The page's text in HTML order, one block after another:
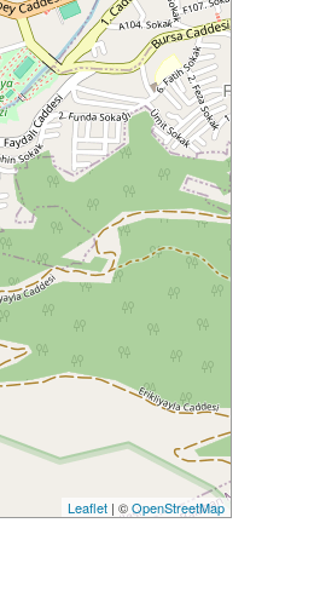
Leaflet | ©OpenStreetMap